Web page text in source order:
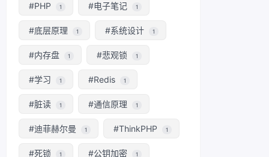
#PHP 1 #电子笔记 1
#底层原理 1 #系统设计 1
#内存盘 1 #悲观锁 1
#学习 1 #Redis 1
#脏读 1 #通信原理 1
#迪菲赫尔曼 1 #ThinkPHP 1
#死锁 1 #公钥加密 1